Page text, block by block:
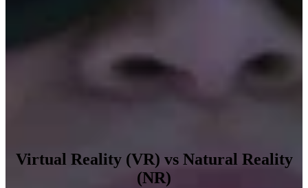
Virtual Reality (VR) vs Natural Reality
(NR)